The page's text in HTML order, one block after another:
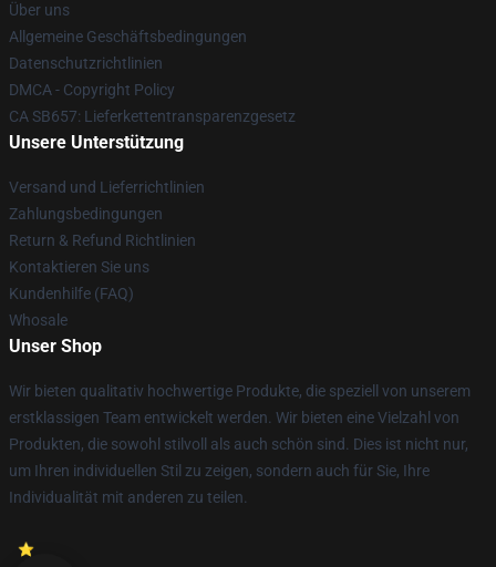
Über uns
Allgemeine Geschäftsbedingungen
Datenschutzrichtlinien
DMCA - Copyright Policy
CA SB657: Lieferkettentransparenzgesetz
Unsere Unterstützung
Versand und Lieferrichtlinien
Zahlungsbedingungen
Return & Refund Richtlinien
Kontaktieren Sie uns
Kundenhilfe (FAQ)
Whosale
Unser Shop
Wir bieten qualitativ hochwertige Produkte, die speziell von unserem
erstklassigen Team entwickelt werden. Wir bieten eine Vielzahl von
Produkten, die sowohl stilvoll als auch schön sind. Dies ist nicht nur,
um Ihren individuellen Stil zu zeigen, sondern auch für Sie, Ihre
Individualität mit anderen zu teilen.